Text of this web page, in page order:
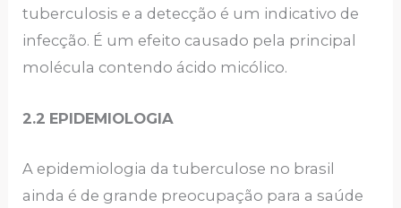
tuberculosis e a detecção é um indicativo de
infecção. É um efeito causado pela principal
molécula contendo ácido micólico.
2.2 EPIDEMIOLOGIA
A epidemiologia da tuberculose no brasil
ainda é de grande preocupação para a saúde